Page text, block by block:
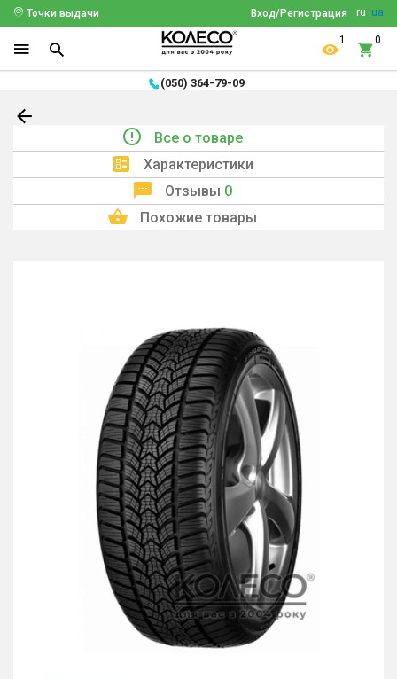
ru ua
Вход/Регистрация
Точки выдачи
1 0
(050) 364-79-09
Все о товаре
Характеристики
Отзывы 0
Похожие товары